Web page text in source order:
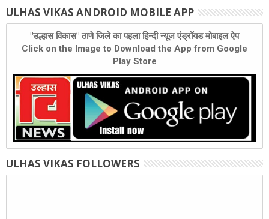
ULHAS VIKAS ANDROID MOBILE APP
"उल्हास विकास" ठाणे जिले का पहला हिन्दी न्यूज एंड्रॉयड मोबाइल ऐप
Click on the Image to Download the App from Google
Play Store
ULHAS VIKAS FOLLOWERS